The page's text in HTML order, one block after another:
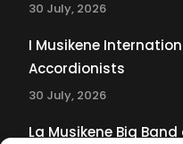
30 July, 2026
I Musikene
Accordionists
30 July, 2026
La Musikene Big